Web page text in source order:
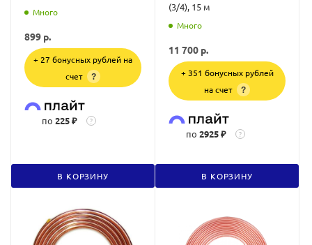
Много
899 р.
+ 27 бонусных рублей на
счет
?
по 225 ₽ ?
В КОРЗИНУ
(3/4), 15 м
Много
11 700 р.
+ 351 бонусных рублей
на счет
?
по 2925 ₽ ?
В КОРЗИНУ